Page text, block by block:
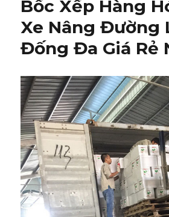
Bốc Xếp Hàng
Xe Nâng Đường
Đống Đa Giá Rẻ